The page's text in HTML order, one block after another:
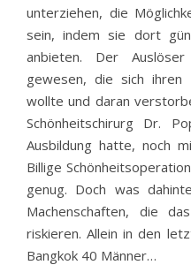
unterziehen, die
sein, indem sie dort
anbieten. Der
gewesen, die sich ihren
wollte und daran
Schönheitschirurg Dr.
Ausbildung hatte, noch
Billige
genug. Doch was
Machenschaften, die
riskieren. Allein in den
Bangkok 40 Männer…